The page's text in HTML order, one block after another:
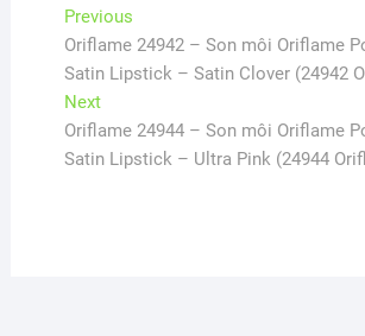
Điều
hướng
bài
viết
PreviousPrevious
post:
Oriflame 24942 – Son môi Oriflame
Satin Lipstick – Satin Clover (24942
NextNext
post:
Oriflame 24944 – Son môi Oriflame
Satin Lipstick – Ultra Pink (24944